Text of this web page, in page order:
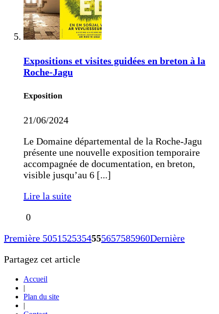
Expositions et visites guidées en breton à la
Roche-Jagu
Exposition
21/06/2024
Le Domaine départemental de la Roche-Jagu
présente une nouvelle exposition temporaire
accompagnée de documentation, en breton,
visible jusqu’au 6 [...]
Lire la suite
0
Première 5051525354555657585960Dernière
Partagez cet article
Accueil
|
Plan du site
|